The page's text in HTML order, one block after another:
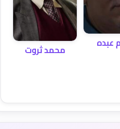
عبده
محمد ثروت